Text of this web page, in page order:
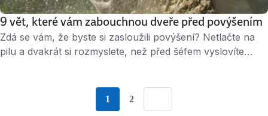
9 vět, které vám zabouchnou dveře před povýšením
Zdá se vám, že byste si zasloužili povýšení? Netlačte na
pilu a dvakrát si rozmyslete, než před šéfem vyslovíte
nehledí na zásluhy a roky strávené ve firmě. Důležitý je
aktuální výkon – tedy to, co firmě …Go to Page {{ paginationNumber }}
1 Go to Page {{ paginationNumber
2